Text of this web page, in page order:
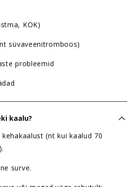
KOK)
süvaveenitromboos)
probleemid
kaalu?
(nt kui kaalud 70
surve.